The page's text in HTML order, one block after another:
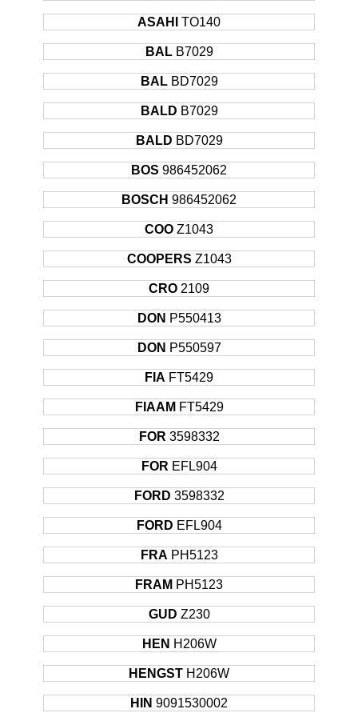
ASAHI TO140
BAL B7029
BAL BD7029
BALD B7029
BALD BD7029
BOS 986452062
BOSCH 986452062
COO Z1043
COOPERS Z1043
CRO 2109
DON P550413
DON P550597
FIA FT5429
FIAAM FT5429
FOR 3598332
FOR EFL904
FORD 3598332
FORD EFL904
FRA PH5123
FRAM PH5123
GUD Z230
HEN H206W
HENGST H206W
HIN 9091530002